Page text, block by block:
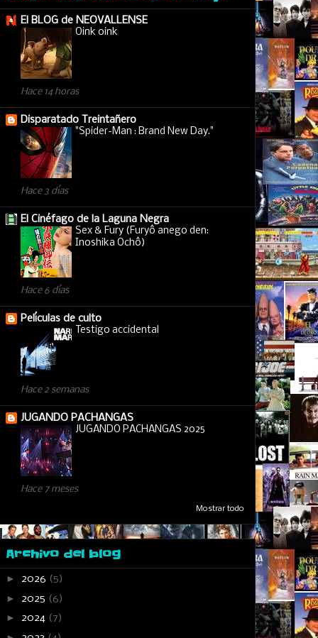
El BLOG de NEOVALLENSE
Oink oink
Hace 14 horas
Disparatado Treintañero
"Spider-Man : Brand New Day."
Hace 3 días
El Cinéfago de la Laguna Negra
Sex & Fury (Furyô anego den:
Inoshika Ochô)
Hace 6 días
Películas de culto
Testigo accidental
Hace 2 semanas
JUGANDO PACHANGAS
JUGANDO PACHANGAS 2025
Hace 7 meses
Mostrar todo
Archivo del blog
► 2026 (5)
► 2025 (6)
► 2024 (7)